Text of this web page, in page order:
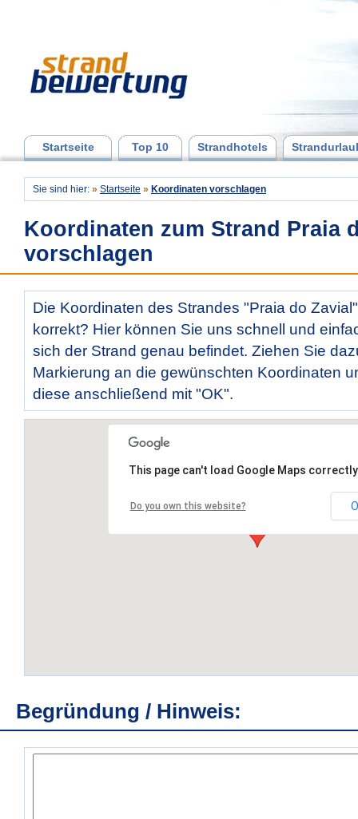
Startseite Top 10 Strandhotels
Sie sind hier: » Startseite » Koordinaten vorschlagen
Koordinaten zum Strand Praia
vorschlagen
Die Koordinaten des Strandes "Praia do
korrekt? Hier können Sie uns schnell und
sich der Strand genau befindet. Ziehen Sie
Markierung an die gewünschten Koordinaten
diese anschließend mit "OK".
This page can't load Google Maps
Do you own this website?
Begründung / Hinweis: